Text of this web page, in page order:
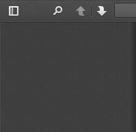
Toggle
PreviousNext